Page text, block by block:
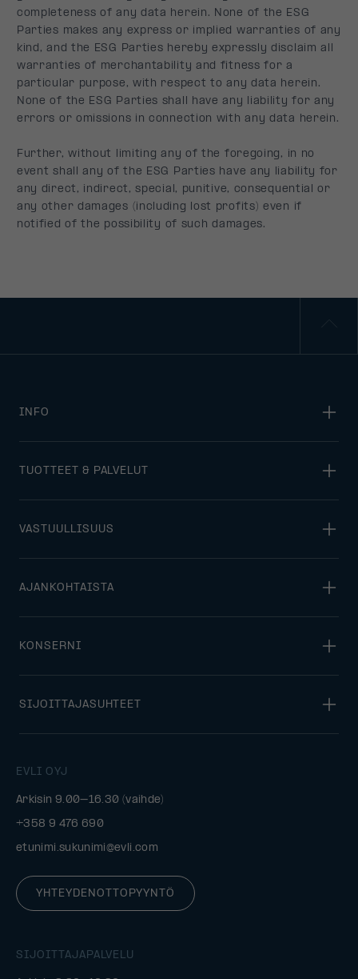
EVLI OYJ
Arkisin 9.00–16.30 (vaihde)
+358 9 476 690
etunimi.sukunimi@evli.com
YHTEYDENOTTOPYYNTÖ
SIJOITTAJAPALVELU
INFO
TUOTTEET & PALVELUT
VASTUULLISUUS
AJANKOHTAISTA
KONSERNI
SIJOITTAJASUHTEET